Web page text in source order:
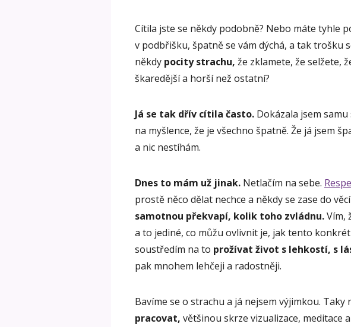
Cítila jste se někdy podobně? Nebo máte tyhle
v podbřišku, špatně se vám dýchá, a tak trošku
někdy pocity strachu, že zklamete, že selžete,
škaredější a horší než ostatní?
Já se tak dřív cítila často. Dokázala jsem
na myšlence, že je všechno špatně. Že já jsem
a nic nestíhám.
Dnes to mám už jinak. Netlačím na sebe.
prostě něco dělat nechce a někdy se zase do
samotnou překvapí, kolik toho zvládnu.Vím,
a to jediné, co můžu ovlivnit je, jak tento
soustředím na to prožívat život s lehkostí, s
pak mnohem lehčeji a radostněji.
Bavíme se o strachu a já nejsem výjimkou. Taky
pracovat, většinou skrze vizualizace, meditace